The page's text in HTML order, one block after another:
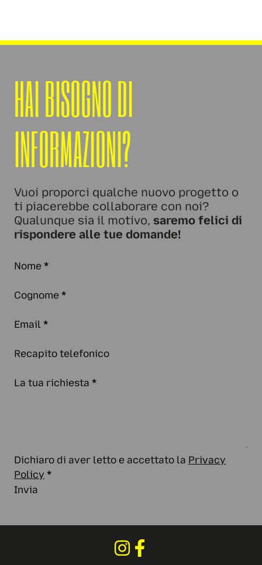
HAI BISOGNO DI
INFORMAZIONI?
Vuoi proporci qualche nuovo progetto o
ti piacerebbe collaborare con noi?
Qualunque sia il motivo, saremo felici di
rispondere alle tue domande!
Nome *
Cognome *
Email *
Recapito telefonico
La tua richiesta *
Dichiaro di aver letto e accettato la Privacy
Policy *
Invia